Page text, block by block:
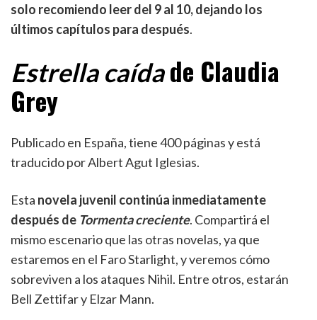
solo recomiendo leer del 9 al 10, dejando los
últimos capítulos para después.
Estrella caída de Claudia
Grey
Publicado en España, tiene 400 páginas y está
traducido por Albert Agut Iglesias.
Esta novela juvenil continúa inmediatamente
después de Tormenta creciente. Compartirá el
mismo escenario que las otras novelas, ya que
estaremos en el Faro Starlight, y veremos cómo
sobreviven a los ataques Nihil. Entre otros, estarán
Bell Zettifar y Elzar Mann.